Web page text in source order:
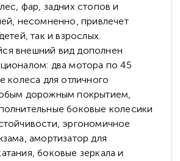
фар, задних стопов и
несомненно, привлечет
так и взрослых.
внешний вид дополнен
два мотора по 45
колеса для отличного
дорожным покрытием,
боковые колесики
эргономичное
амортизатор для
боковые зеркала и